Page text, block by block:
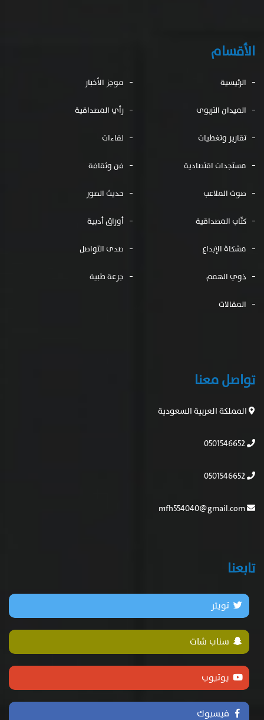
الأقسام
الرئيسية موجز الأخبار
الميدان التربوى رأي المصداقية
تقارير وتغطيات لقاءات
مستجدات اقتصادية فن وثقافة
صوت الملاعب حديث الصور
كتّاب المصداقية أوراق أدبية
مشكاة الإبداع صدى التواصل
ذوي الهمم جرعة طبية
المقالات
تواصل معنا
المملكة العربية السعودية
تابعنا
تويتر
سناب شات
يوتيوب
فيسبوك